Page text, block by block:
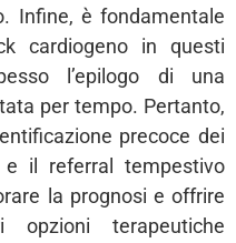
Infine, è fondamentale
cardiogeno in questi
l’epilogo di una
per tempo. Pertanto,
precoce dei
il referral tempestivo
la prognosi e offrire
terapeutiche